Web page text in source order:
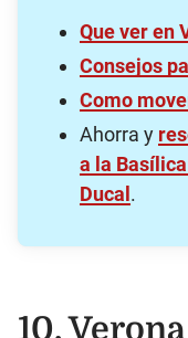
Que ver en
Consejos
Como
Ahorra y
a la
Ducal .
10. Verona